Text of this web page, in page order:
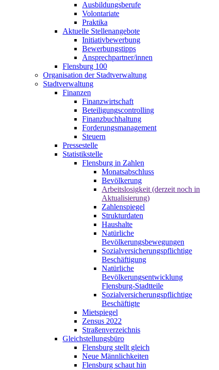
Ausbildungsberufe
Volontariate
Praktika
Aktuelle Stellenangebote
Initiativbewerbung
Bewerbungstipps
Ansprechpartner/innen
Flensburg 100
Organisation der Stadtverwaltung
Stadtverwaltung
Finanzen
Finanzwirtschaft
Beteiligungscontrolling
Finanzbuchhaltung
Forderungsmanagement
Steuern
Pressestelle
Statistikstelle
Flensburg in Zahlen
Monatsabschluss
Bevölkerung
Arbeitslosigkeit (derzeit noch in
Aktualisierung)
Zahlenspiegel
Strukturdaten
Haushalte
Natürliche
Bevölkerungsbewegungen
Sozialversicherungspflichtige
Beschäftigung
Natürliche
Bevölkerungsentwicklung
Flensburg-Stadtteile
Sozialversicherungspflichtige
Beschäftigte
Mietspiegel
Zensus 2022
Straßenverzeichnis
Gleichstellungsbüro
Flensburg stellt gleich
Neue Männlichkeiten
Flensburg schaut hin